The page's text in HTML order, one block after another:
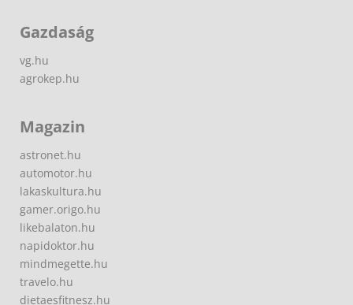
Gazdaság
vg.hu
agrokep.hu
Magazin
astronet.hu
automotor.hu
lakaskultura.hu
gamer.origo.hu
likebalaton.hu
napidoktor.hu
mindmegette.hu
travelo.hu
dietaesfitnesz.hu